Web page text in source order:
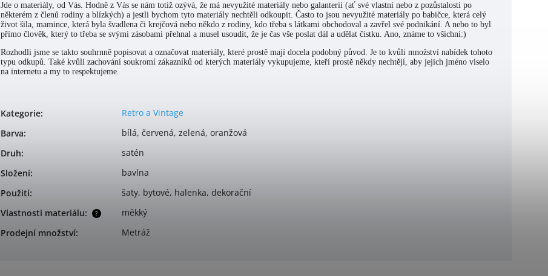
Jde o materiály, od Vás. Hodně z Vás se nám totiž ozývá, že má nevyužité materiály nebo galanterii (ať své vlastní nebo z pozůstalosti po
některém z členů rodiny a blízkých) a jestli bychom tyto materiály nechtěli odkoupit. Často to jsou nevyužité materiály po babičce, která celý
život šila, mamince, která byla švadlena či krejčová nebo někdo z rodiny, kdo třeba s látkami obchodoval a zavřel své podnikání. A nebo to byl
přímo člověk, který to třeba se svými zásobami přehnal a musel usoudit, že je čas vše poslat dál a udělat čistku. Ano, známe to všichni:)
Rozhodli jsme se takto souhrnně popisovat a označovat materiály, které prostě mají docela podobný původ. Je to kvůli množství nabídek tohoto
typu odkupů. Také kvůli zachování soukromí zákazníků od kterých materiály vykupujeme, kteří prostě někdy nechtějí, aby jejich jméno viselo
na internetu a my to respektujeme.
Kategorie:
Retro a Vintage
Barva:
bílá, červená, zelená, oranžová
Druh:
satén
Složení:
bavlna
Použití: šaty, bytové, halenka, dekorační
?
Vlastnosti materiálu:
měkký
Prodejní množství: Metráž